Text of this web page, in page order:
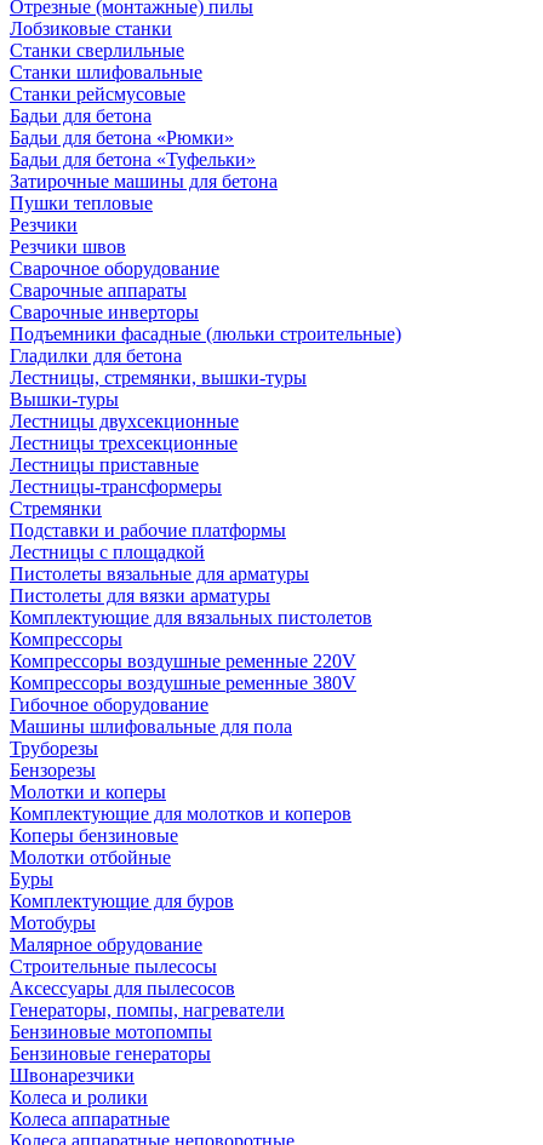
Отрезные (монтажные) пилы
Лобзиковые станки
Станки сверлильные
Станки шлифовальные
Станки рейсмусовые
Бадьи для бетона
Бадьи для бетона «Рюмки»
Бадьи для бетона «Туфельки»
Затирочные машины для бетона
Пушки тепловые
Резчики
Резчики швов
Сварочное оборудование
Сварочные аппараты
Сварочные инверторы
Подъемники фасадные (люльки строительные)
Гладилки для бетона
Лестницы, стремянки, вышки-туры
Вышки-туры
Лестницы двухсекционные
Лестницы трехсекционные
Лестницы приставные
Лестницы-трансформеры
Стремянки
Подставки и рабочие платформы
Лестницы с площадкой
Пистолеты вязальные для арматуры
Пистолеты для вязки арматуры
Комплектующие для вязальных пистолетов
Компрессоры
Компрессоры воздушные ременные 220V
Компрессоры воздушные ременные 380V
Гибочное оборудование
Машины шлифовальные для пола
Труборезы
Бензорезы
Молотки и коперы
Комплектующие для молотков и коперов
Коперы бензиновые
Молотки отбойные
Буры
Комплектующие для буров
Мотобуры
Малярное обрудование
Строительные пылесосы
Аксессуары для пылесосов
Генераторы, помпы, нагреватели
Бензиновые мотопомпы
Бензиновые генераторы
Швонарезчики
Колеса и ролики
Колеса аппаратные
Колеса аппаратные неповоротные